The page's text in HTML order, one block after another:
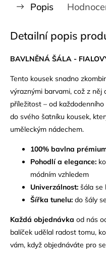
Popis
Detailní popis
BAVLNĚNÁ ŠÁLA -
Tento kousek snadno
výraznými barvami, což z něj
příležitost – od
do svého šatníku kousek,
uměleckým nádechem.
100% bavlna
Pohodlí a elegance:
módním vzhledem
Univerzálnost: šála se
Šířka tunelu: do šály
Každá objednávka od nás
balíček udělal radost tomu,
vám, když objednáváte pro